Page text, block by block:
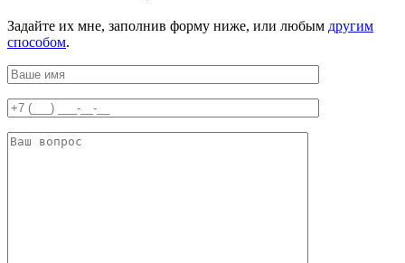
Задайте их мне, заполнив форму ниже, или любым другим
способом.